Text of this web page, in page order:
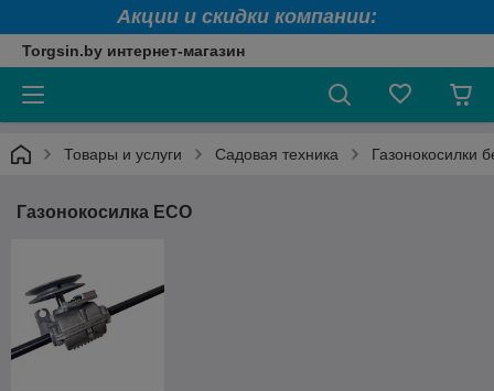
Акции и скидки компании:
Torgsin.by интернет-магазин
Товары и услуги Садовая техника Газонокосилки
Газонокосилка ECO